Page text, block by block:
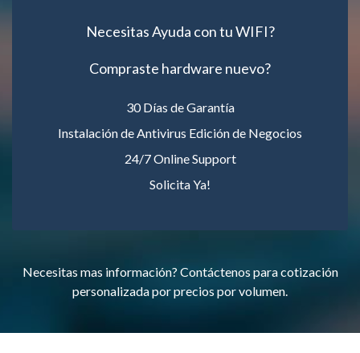
Necesitas Ayuda con tu WIFI?
Compraste hardware nuevo?
30 Días de Garantía
Instalación de Antivirus Edición de Negocios
24/7 Online Support
Solicita Ya!
Necesitas mas información? Contáctenos para cotización
personalizada por precios por volumen.